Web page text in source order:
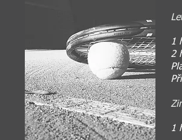
1
2
1